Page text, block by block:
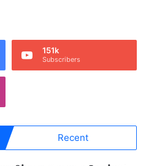
151k
Subscribers
Recent